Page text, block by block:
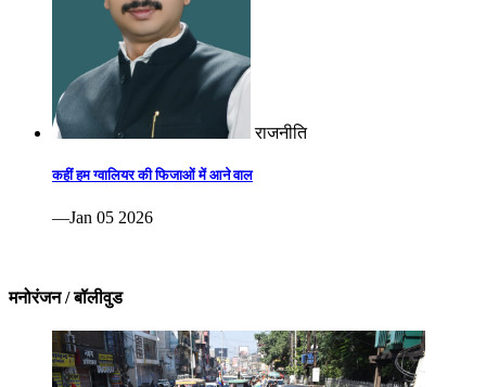
राजनीति
कहीं हम ग्वालियर की फिजाओं में आने वाल
—Jan 05 2026
मनोरंजन / बॉलीवुड